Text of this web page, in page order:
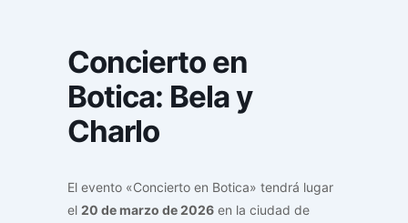
Concierto en
Botica: Bela y
Charlo
El evento «Concierto en Botica» tendrá lugar
el 20 de marzo de 2026 en la ciudad de